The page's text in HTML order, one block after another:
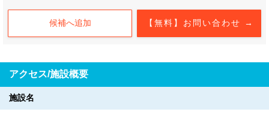
【無料】お問い合わせ →
候補へ追加
アクセス/施設概要
施設名